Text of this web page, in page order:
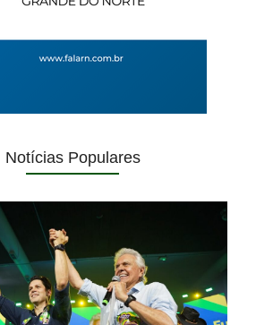
Notícias Populares